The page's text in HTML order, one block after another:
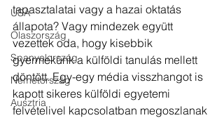
USA
Olaszország
Spanyolország
Németország
Ausztria
tapasztalatai vagy a hazai oktatás
állapota? Vagy mindezek együtt
vezettek oda, hogy kisebbik
gyermekünk a külföldi tanulás mellett
döntött. Egy-egy média visszhangot is
kapott sikeres külföldi egyetemi
felvételivel kapcsolatban megoszlanak